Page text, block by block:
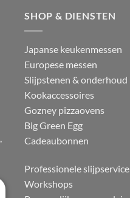
SHOP & DIENSTEN
Japanse keukenmessen
Europese messen
Slijpstenen & onderhoud
Kookaccessoires
Gozney pizzaovens
Big Green Egg
Cadeaubonnen
Professionele slijpservice
Workshops